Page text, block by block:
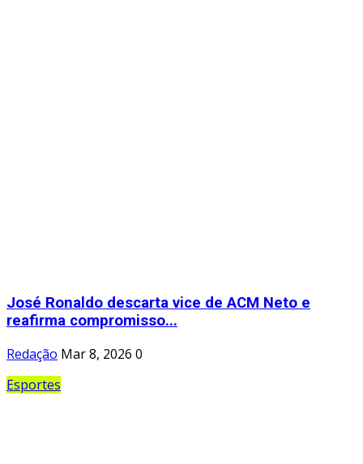
José Ronaldo descarta vice de ACM Neto e
reafirma compromisso...
Redação Mar 8, 2026 0
Esportes